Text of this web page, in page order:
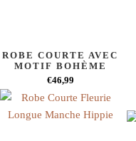
ROBE COURTE AVEC
MOTIF BOHÈME
€46,99